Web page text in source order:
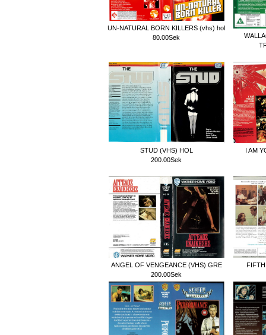
UN-NATURAL BORN KILLERS (vhs) hol
80.00Sek
STUD (VHS) HOL
200.00Sek
I AM
ANGEL OF VENGEANCE (VHS) GRE
200.00Sek